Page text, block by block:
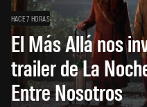
HACE 7 HORAS
El Más Allá nos
trailer de La
Entre Nosotros